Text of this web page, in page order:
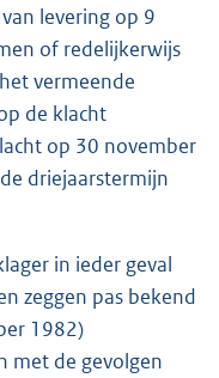
levering op 9
of redelijkerwijs
vermeende
de klacht
op 30 november
driejaarstermijn
in ieder geval
zeggen pas bekend
1982)
met de gevolgen